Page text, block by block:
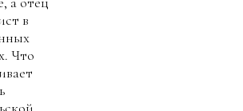
в
Что